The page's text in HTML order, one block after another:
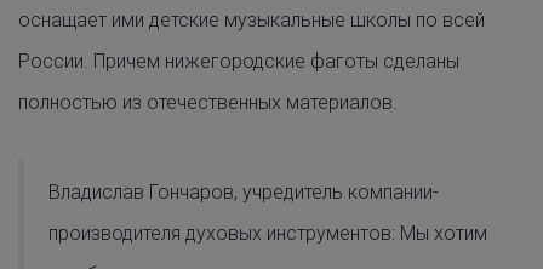
оснащает ими детские музыкальные школы по всей
России. Причем нижегородские фаготы сделаны
полностью из отечественных материалов.
Владислав Гончаров, учредитель компании-
производителя духовых инструментов: Мы хотим